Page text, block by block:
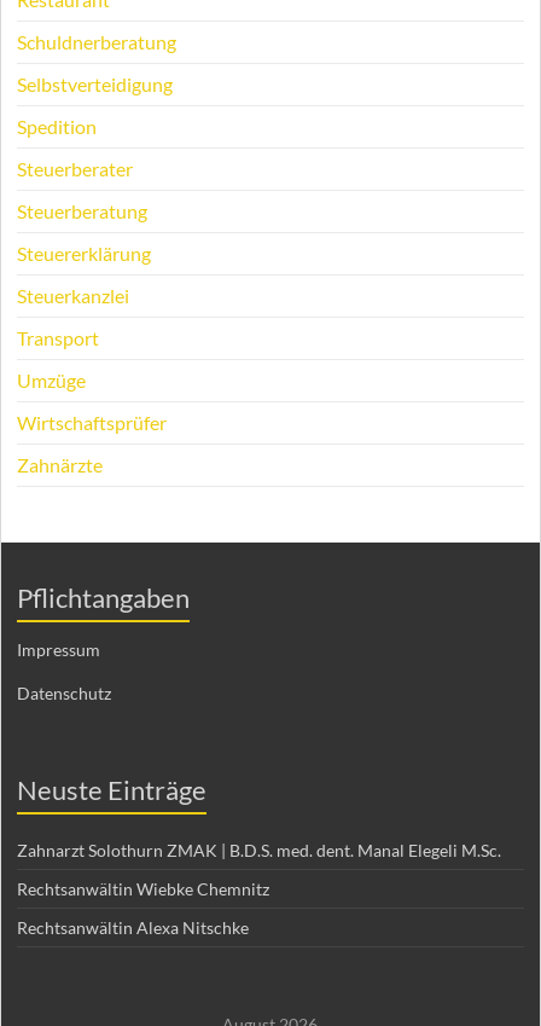
Schuldnerberatung
Selbstverteidigung
Spedition
Steuerberater
Steuerberatung
Steuererklärung
Steuerkanzlei
Transport
Umzüge
Wirtschaftsprüfer
Zahnärzte
Pflichtangaben
Impressum
Datenschutz
Neuste Einträge
Zahnarzt Solothurn ZMAK | B.D.S. med. dent. Manal Elegeli M.Sc.
Rechtsanwältin Wiebke Chemnitz
Rechtsanwältin Alexa Nitschke